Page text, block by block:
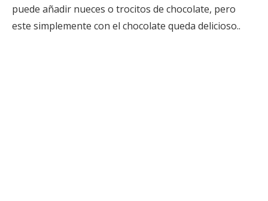
puede añadir nueces o trocitos de chocolate, pero
este simplemente con el chocolate queda delicioso..